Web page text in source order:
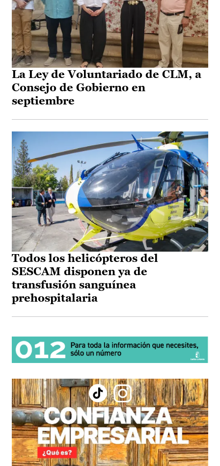
La Ley de Voluntariado de CLM, a
Consejo de Gobierno en
septiembre
Todos los helicópteros del
SESCAM disponen ya de
transfusión sanguínea
prehospitalaria